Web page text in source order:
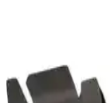
Honda CR-V
Havuzlu
Honda CR-V 2012-
kaliteli, çevre dostu